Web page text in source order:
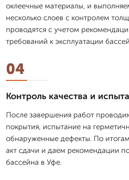
оклеечные материалы, и
несколько слоев с контролем
проводятся с учетом
требований к эксплуатации
04
Контроль качества и
После завершения работ
покрытия, испытание на
обнаруженные дефекты. По
акт сдачи и даем рекомендации
бассейна в Уфе.